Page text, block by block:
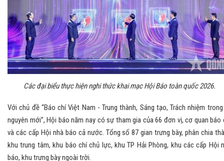
Các đại biểu thực hiện nghi thức khai mạc Hội Báo toàn quốc 2026.
Với chủ đề “Báo chí Việt Nam - Trung thành, Sáng tạo, Trách nhiệm
nguyên mới”, Hội báo năm nay có sự tham gia của 66 đơn vị, cơ quan báo
và các cấp Hội nhà báo cả nước. Tổng số 87 gian trưng bày, phân chia
khu trung tâm, khu báo chí chủ lực, khu TP Hải Phòng, khu các cấp Hội
báo, khu trưng bày ngoài trời.